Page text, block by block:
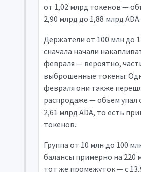
от 1,02 млрд токенов —
2,90 млрд до 1,88 млрд ADA.
Держатели от 100 млн до
сначала начали
февраля — вероятно,
выброшенные токены.
февраля они также
распродаже — объем упал
2,61 млрд ADA, то есть
токенов.
Группа от 10 млн до 100
балансы примерно на 220
тот же промежуток — с